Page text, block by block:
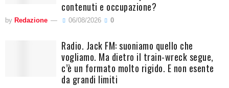
contenuti e occupazione?
by Redazione 06/08/2026 0
Radio. Jack FM: suoniamo quello che
vogliamo. Ma dietro il train-wreck segue,
c’è un formato molto rigido. E non esente
da grandi limiti